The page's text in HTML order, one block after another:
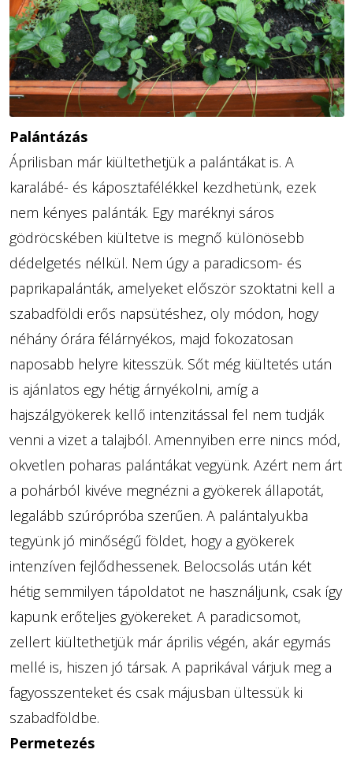
Palántázás
Áprilisban már kiültethetjük a palántákat is. A
karalábé- és káposztafélékkel kezdhetünk, ezek
nem kényes palánták. Egy maréknyi sáros
gödröcskében kiültetve is megnő különösebb
dédelgetés nélkül. Nem úgy a paradicsom- és
paprikapalánták, amelyeket először szoktatni kell a
szabadföldi erős napsütéshez, oly módon, hogy
néhány órára félárnyékos, majd fokozatosan
naposabb helyre kitesszük. Sőt még kiültetés után
is ajánlatos egy hétig árnyékolni, amíg a
hajszálgyökerek kellő intenzitással fel nem tudják
venni a vizet a talajból. Amennyiben erre nincs mód,
okvetlen poharas palántákat vegyünk. Azért nem árt
a pohárból kivéve megnézni a gyökerek állapotát,
legalább szúrópróba szerűen. A palántalyukba
tegyünk jó minőségű földet, hogy a gyökerek
intenzíven fejlődhessenek. Belocsolás után két
hétig semmilyen tápoldatot ne használjunk, csak így
kapunk erőteljes gyökereket. A paradicsomot,
zellert kiültethetjük már április végén, akár egymás
mellé is, hiszen jó társak. A paprikával várjuk meg a
fagyosszenteket és csak májusban ültessük ki
szabadföldbe.
Permetezés